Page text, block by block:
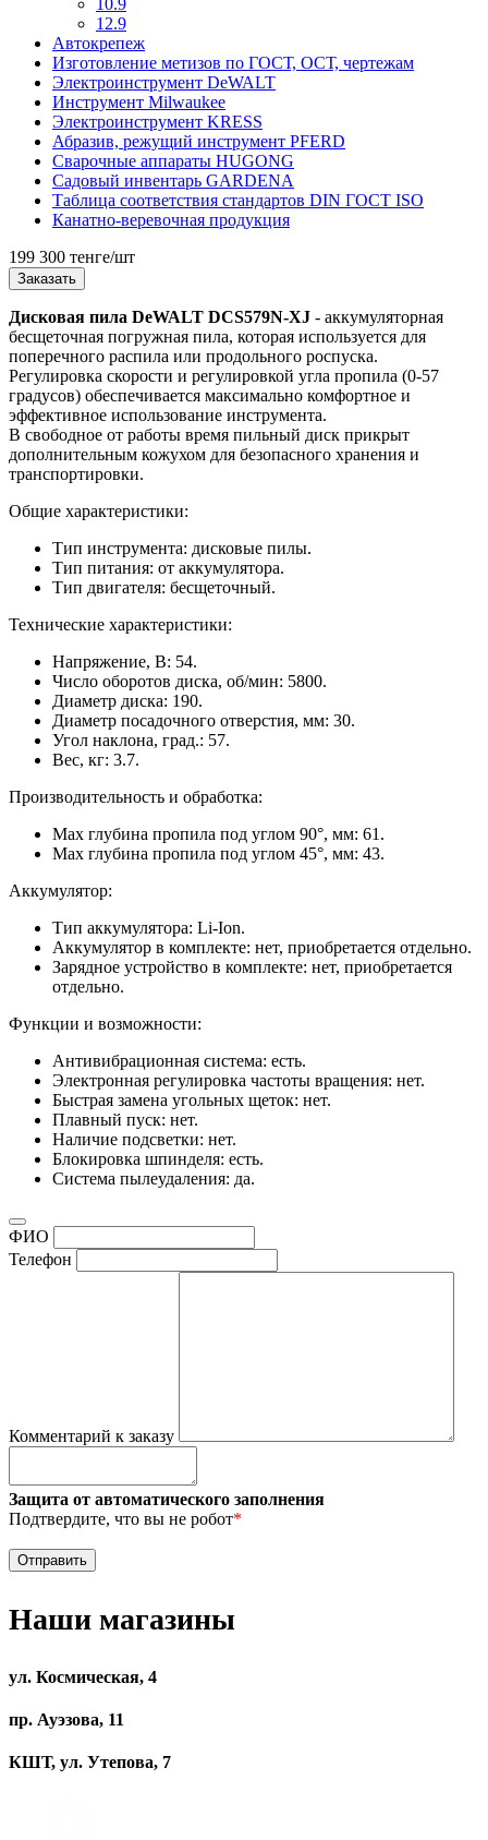
12.9
Автокрепеж
Изготовление метизов по ГОСТ, ОСТ, чертежам
Электроинструмент DeWALT
Инструмент Milwaukee
Электроинструмент KRESS
Абразив, режущий инструмент PFERD
Сварочные аппараты HUGONG
Садовый инвентарь GARDENA
Таблица соответствия стандартов DIN ГОСТ ISO
Канатно-веревочная продукция
199 300 тенге/шт
Заказать
Дисковая пила DeWALT DCS579N-XJ - аккумуляторная
бесщеточная погружная пила, которая используется для
поперечного распила или продольного роспуска.
Регулировка скорости и регулировкой угла пропила (0-57
градусов) обеспечивается максимально комфортное и
эффективное использование инструмента.
В свободное от работы время пильный диск прикрыт
дополнительным кожухом для безопасного хранения и
транспортировки.
Общие характеристики:
Тип инструмента: дисковые пилы.
Тип питания: от аккумулятора.
Тип двигателя: бесщеточный.
Технические характеристики:
Напряжение, В: 54.
Число оборотов диска, об/мин: 5800.
Диаметр диска: 190.
Диаметр посадочного отверстия, мм: 30.
Угол наклона, град.: 57.
Вес, кг: 3.7.
Производительность и обработка:
Max глубина пропила под углом 90°, мм: 61.
Max глубина пропила под углом 45°, мм: 43.
Аккумулятор:
Тип аккумулятора: Li-Ion.
Аккумулятор в комплекте: нет, приобретается отдельно.
Зарядное устройство в комплекте: нет, приобретается
отдельно.
Функции и возможности:
Антивибрационная система: есть.
Электронная регулировка частоты вращения: нет.
Быстрая замена угольных щеток: нет.
Плавный пуск: нет.
Наличие подсветки: нет.
Блокировка шпинделя: есть.
Система пылеудаления: да.
ФИО
Телефон
Комментарий к заказу
Защита от автоматического заполнения
Подтвердите, что вы не робот*
Наши магазины
ул. Космическая, 4
пр. Ауэзова, 11
КШТ, ул. Утепова, 7